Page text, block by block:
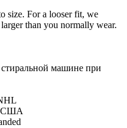
size. For a looser fit, we
than you normally wear.
машине при
США